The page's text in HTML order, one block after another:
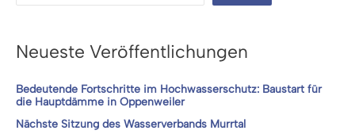
Neueste Veröffentlichungen
Bedeutende Fortschritte im Hochwasserschutz: Baustart für
die Hauptdämme in Oppenweiler
Nächste Sitzung des Wasserverbands Murrtal